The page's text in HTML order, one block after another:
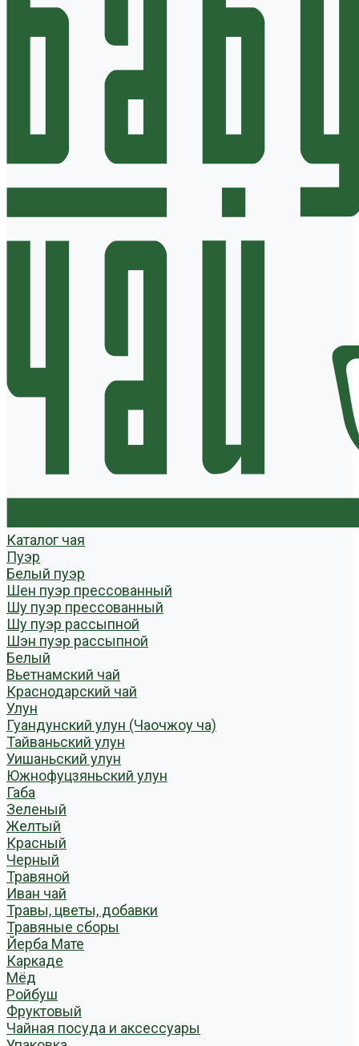
Каталог чая
Пуэр
Белый пуэр
Шен пуэр прессованный
Шу пуэр прессованный
Шу пуэр рассыпной
Шэн пуэр рассыпной
Белый
Вьетнамский чай
Краснодарский чай
Улун
Гуандунский улун (Чаочжоу ча)
Тайваньский улун
Уишаньский улун
Южнофуцзяньский улун
Габа
Зеленый
Желтый
Красный
Черный
Травяной
Иван чай
Травы, цветы, добавки
Травяные сборы
Йерба Мате
Каркаде
Мёд
Ройбуш
Фруктовый
Чайная посуда и аксессуары